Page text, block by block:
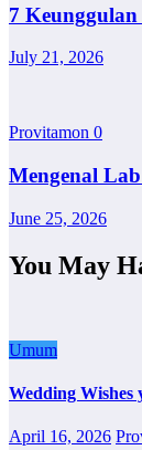
7
July 21, 2026
Provitamon 0
Mengenal
June 25, 2026
You May
Umum
Wedding Wishes
April 16, 2026